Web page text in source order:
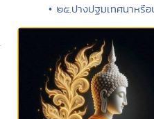
• ๒๕.ปางปฐมเทศนาหรื